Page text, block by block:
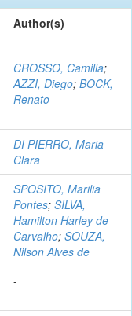
Author(s)
CROSSO, Camilla;
AZZI, Diego; BOCK,
Renato
DI PIERRO, Maria
Clara
SPOSITO, Marilia
Pontes; SILVA,
Hamilton Harley de
Carvalho; SOUZA,
Nilson Alves de
-